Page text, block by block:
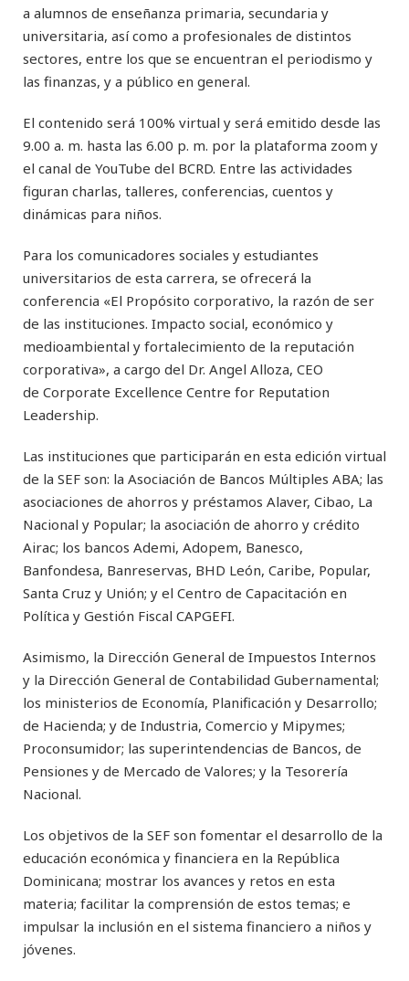
a alumnos de enseñanza primaria, secundaria y
universitaria, así como a profesionales de distintos
sectores, entre los que se encuentran el periodismo y
las finanzas, y a público en general.
El contenido será 100% virtual y será emitido desde las
9.00 a. m. hasta las 6.00 p. m. por la plataforma zoom y
el canal de YouTube del BCRD. Entre las actividades
figuran charlas, talleres, conferencias, cuentos y
dinámicas para niños.
Para los comunicadores sociales y estudiantes
universitarios de esta carrera, se ofrecerá la
conferencia «El Propósito corporativo, la razón de ser
de las instituciones. Impacto social, económico y
medioambiental y fortalecimiento de la reputación
corporativa», a cargo del Dr. Angel Alloza, CEO
de Corporate Excellence Centre for Reputation
Leadership.
Las instituciones que participarán en esta edición virtual
de la SEF son: la Asociación de Bancos Múltiples ABA; las
asociaciones de ahorros y préstamos Alaver, Cibao, La
Nacional y Popular; la asociación de ahorro y crédito
Airac; los bancos Ademi, Adopem, Banesco,
Banfondesa, Banreservas, BHD León, Caribe, Popular,
Santa Cruz y Unión; y el Centro de Capacitación en
Política y Gestión Fiscal CAPGEFI.
Asimismo, la Dirección General de Impuestos Internos
y la Dirección General de Contabilidad Gubernamental;
los ministerios de Economía, Planificación y Desarrollo;
de Hacienda; y de Industria, Comercio y Mipymes;
Proconsumidor; las superintendencias de Bancos, de
Pensiones y de Mercado de Valores; y la Tesorería
Nacional.
Los objetivos de la SEF son fomentar el desarrollo de la
educación económica y financiera en la República
Dominicana; mostrar los avances y retos en esta
materia; facilitar la comprensión de estos temas; e
impulsar la inclusión en el sistema financiero a niños y
jóvenes.